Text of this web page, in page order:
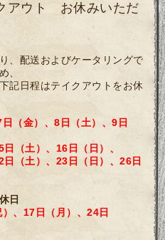
ウト お休みいただ
、配送およびケータリングで
、
記日程はテイクアウトをお休
日（金）、8日（土）、9日
日（土）、 16日（日）、
（土）、 23日（日）、26日
日
、17日（月）、24日